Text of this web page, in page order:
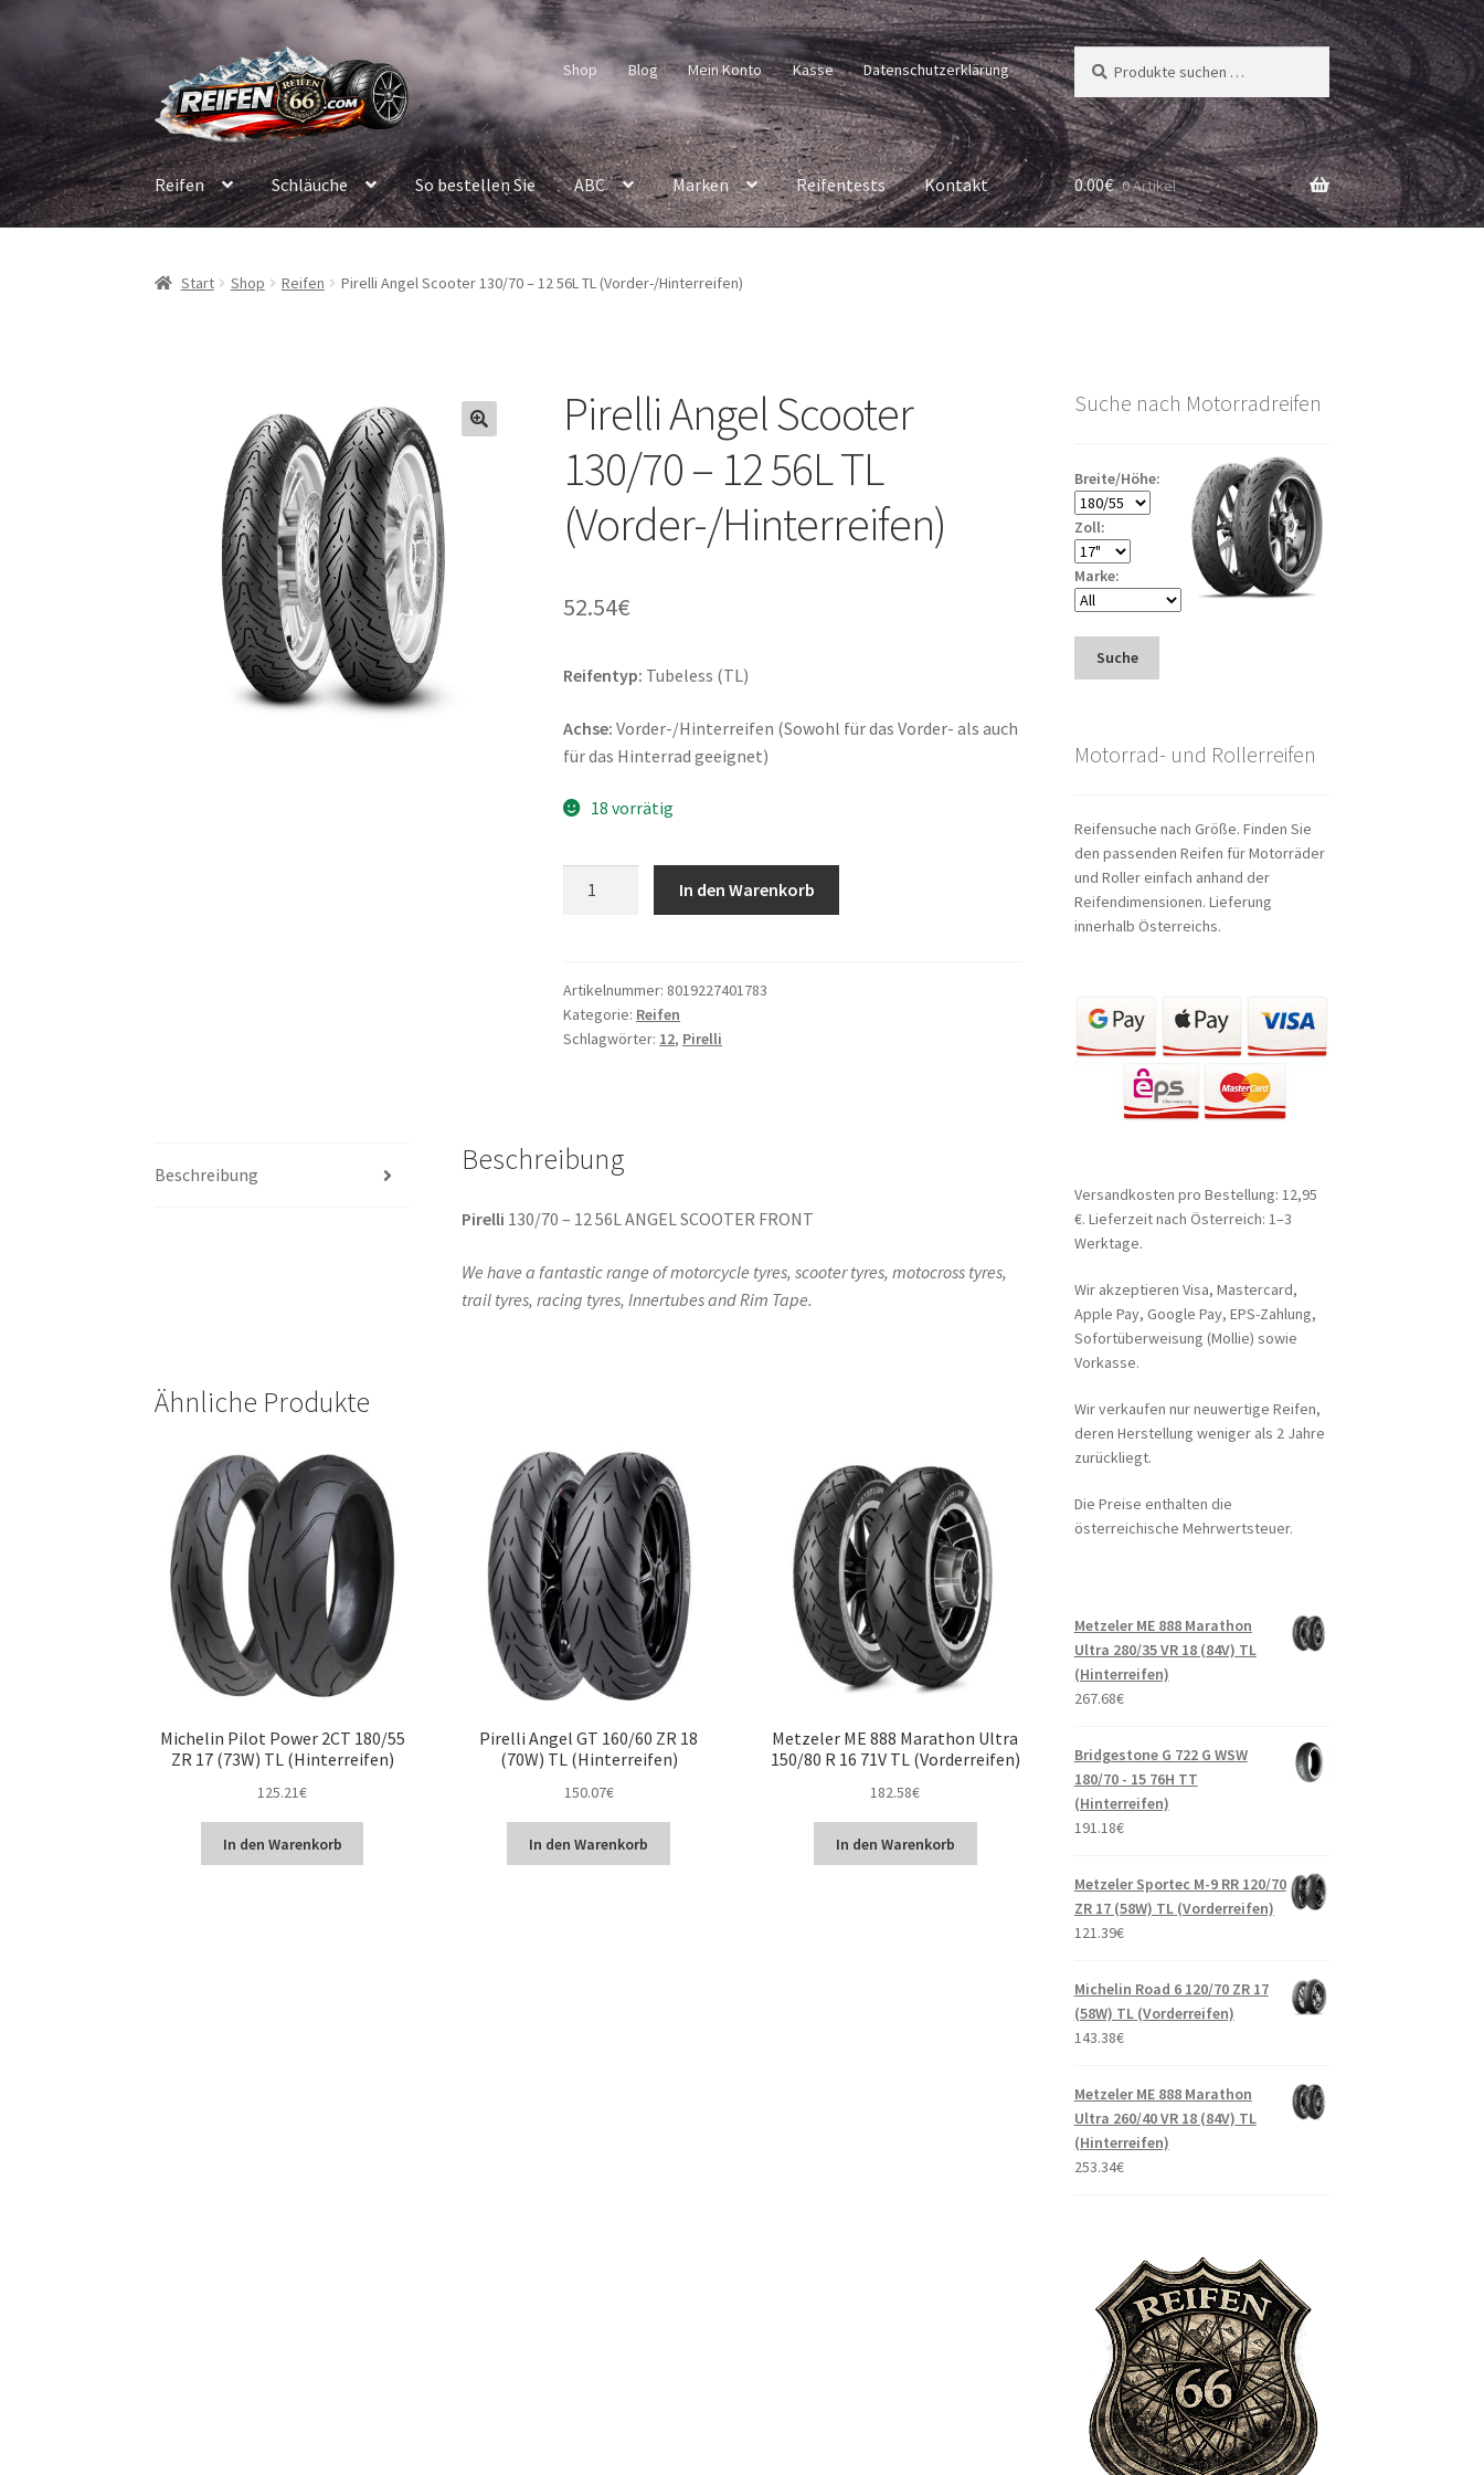
Navigation
springen
Inhalt
springen
Shop Blog Mein Konto Kasse Datenschutzerklärung
Suchen
nach:
Suchen
Reifen Schläuche So bestellen Sie ABC Marken Reifentests Kontakt 0.00€ 0 Artikel
Start Shop Reifen Pirelli Angel Scooter 130/70 – 12 56L TL (Vorder-/Hinterreifen)
Pirelli Angel Scooter
130/70 – 12 56L TL
(Vorder-/Hinterreifen)
52.54€
Reifentyp: Tubeless (TL)
Achse: Vorder-/Hinterreifen (Sowohl für das Vorder- als auch
für das Hinterrad geeignet)
18 vorrätig
-
12
56L
In den Warenkorb
Artikelnummer: 8019227401783
Kategorie: Reifen
Schlagwörter: 12, Pirelli
Beschreibung Beschreibung
Pirelli 130/70 – 12 56L ANGEL SCOOTER FRONT
We have a fantastic range of motorcycle tyres, scooter tyres, motocross tyres,
trail tyres, racing tyres, Innertubes and Rim Tape.
Ähnliche Produkte
Michelin Pilot Power 2CT 180/55
ZR 17 (73W) TL (Hinterreifen)
125.21€
In den Warenkorb
Pirelli Angel GT 160/60 ZR 18
(70W) TL (Hinterreifen)
150.07€
In den Warenkorb
Metzeler ME 888 Marathon Ultra
150/80 R 16 71V TL (Vorderreifen)
182.58€
In den Warenkorb
Suche nach Motorradreifen
Breite/Höhe:
Zoll:
Marke:
Suche
Motorrad- und Rollerreifen
Reifensuche nach Größe. Finden Sie
den passenden Reifen für Motorräder
und Roller einfach anhand der
Reifendimensionen. Lieferung
innerhalb Österreichs.
Versandkosten pro Bestellung: 12,95
€. Lieferzeit nach Österreich: 1–3
Werktage.
Wir akzeptieren Visa, Mastercard,
Apple Pay, Google Pay, EPS-Zahlung,
Sofortüberweisung (Mollie) sowie
Vorkasse.
Wir verkaufen nur neuwertige Reifen,
deren Herstellung weniger als 2 Jahre
zurückliegt.
Die Preise enthalten die
österreichische Mehrwertsteuer.
Metzeler ME 888 Marathon
Ultra 280/35 VR 18 (84V) TL
(Hinterreifen)
267.68€
Bridgestone G 722 G WSW
180/70 - 15 76H TT
(Hinterreifen)
191.18€
Metzeler Sportec M-9 RR 120/70
ZR 17 (58W) TL (Vorderreifen)
121.39€
Michelin Road 6 120/70 ZR 17
(58W) TL (Vorderreifen)
143.38€
Metzeler ME 888 Marathon
Ultra 260/40 VR 18 (84V) TL
(Hinterreifen)
253.34€